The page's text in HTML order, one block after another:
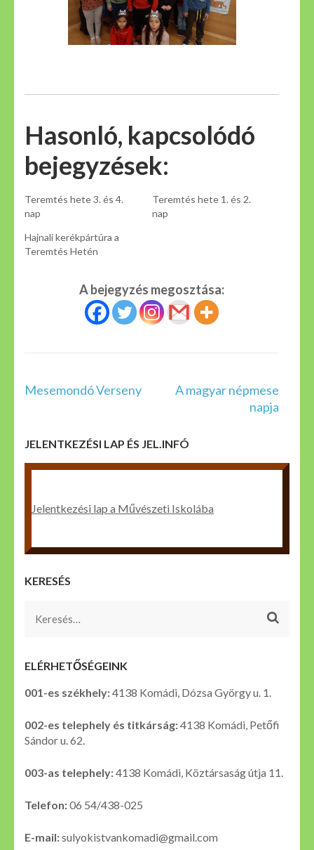
Hasonló, kapcsolódó
bejegyzések:
Teremtés hete 3. és 4.
nap
Teremtés hete 1. és 2.
nap
Hajnali kerékpártúra a
Teremtés Hetén
A bejegyzés megosztása:
Bejegyzés
Mesemondó Verseny
A magyar népmese
napja
JELENTKEZÉSI LAP ÉS JEL.INFÓ
Jelentkezési lap a Művészeti Iskolába
KERESÉS
Keresés:
ELÉRHETŐSÉGEINK
001-es székhely:4138 Komádi, Dózsa György u. 1.
002-es telephely és titkárság:4138 Komádi, Petőfi
Sándor u. 62.
003-as telephely:4138 Komádi, Köztársaság útja 11.
Telefon:06 54/438-025
E-mail:sulyokistvankomadi@gmail.com